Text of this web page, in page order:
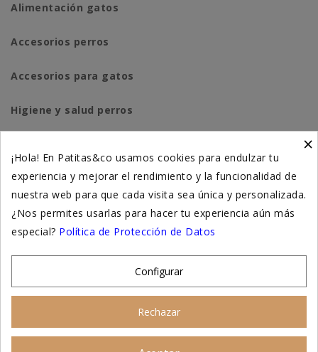
Alimentación gatos
Accesorios perros
Accesorios para gatos
Higiene y salud perros
Suplementación natural
Otros
×
¡Hola! En Patitas&co usamos cookies para endulzar tu
experiencia y mejorar el rendimiento y la funcionalidad de
nuestra web para que cada visita sea única y personalizada.
¿Nos permites usarlas para hacer tu experiencia aún más
especial? Política de Protección de Datos
Configurar
Rechazar